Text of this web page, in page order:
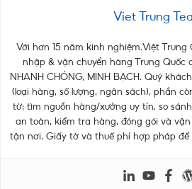
Viet Trung
Với hơn 15 năm kinh nghiệm.Việt Trung
nhập & vận chuyển hàng Trung Quốc
NHANH CHÓNG, MINH BẠCH. Quý
(loại hàng, số lượng, ngân sách), phần
từ: tìm nguồn hàng/xưởng uy tín, so
an toàn, kiểm tra hàng, đóng gói và vận
tận nơi. Giấy tờ và thuế phí hợp pháp để